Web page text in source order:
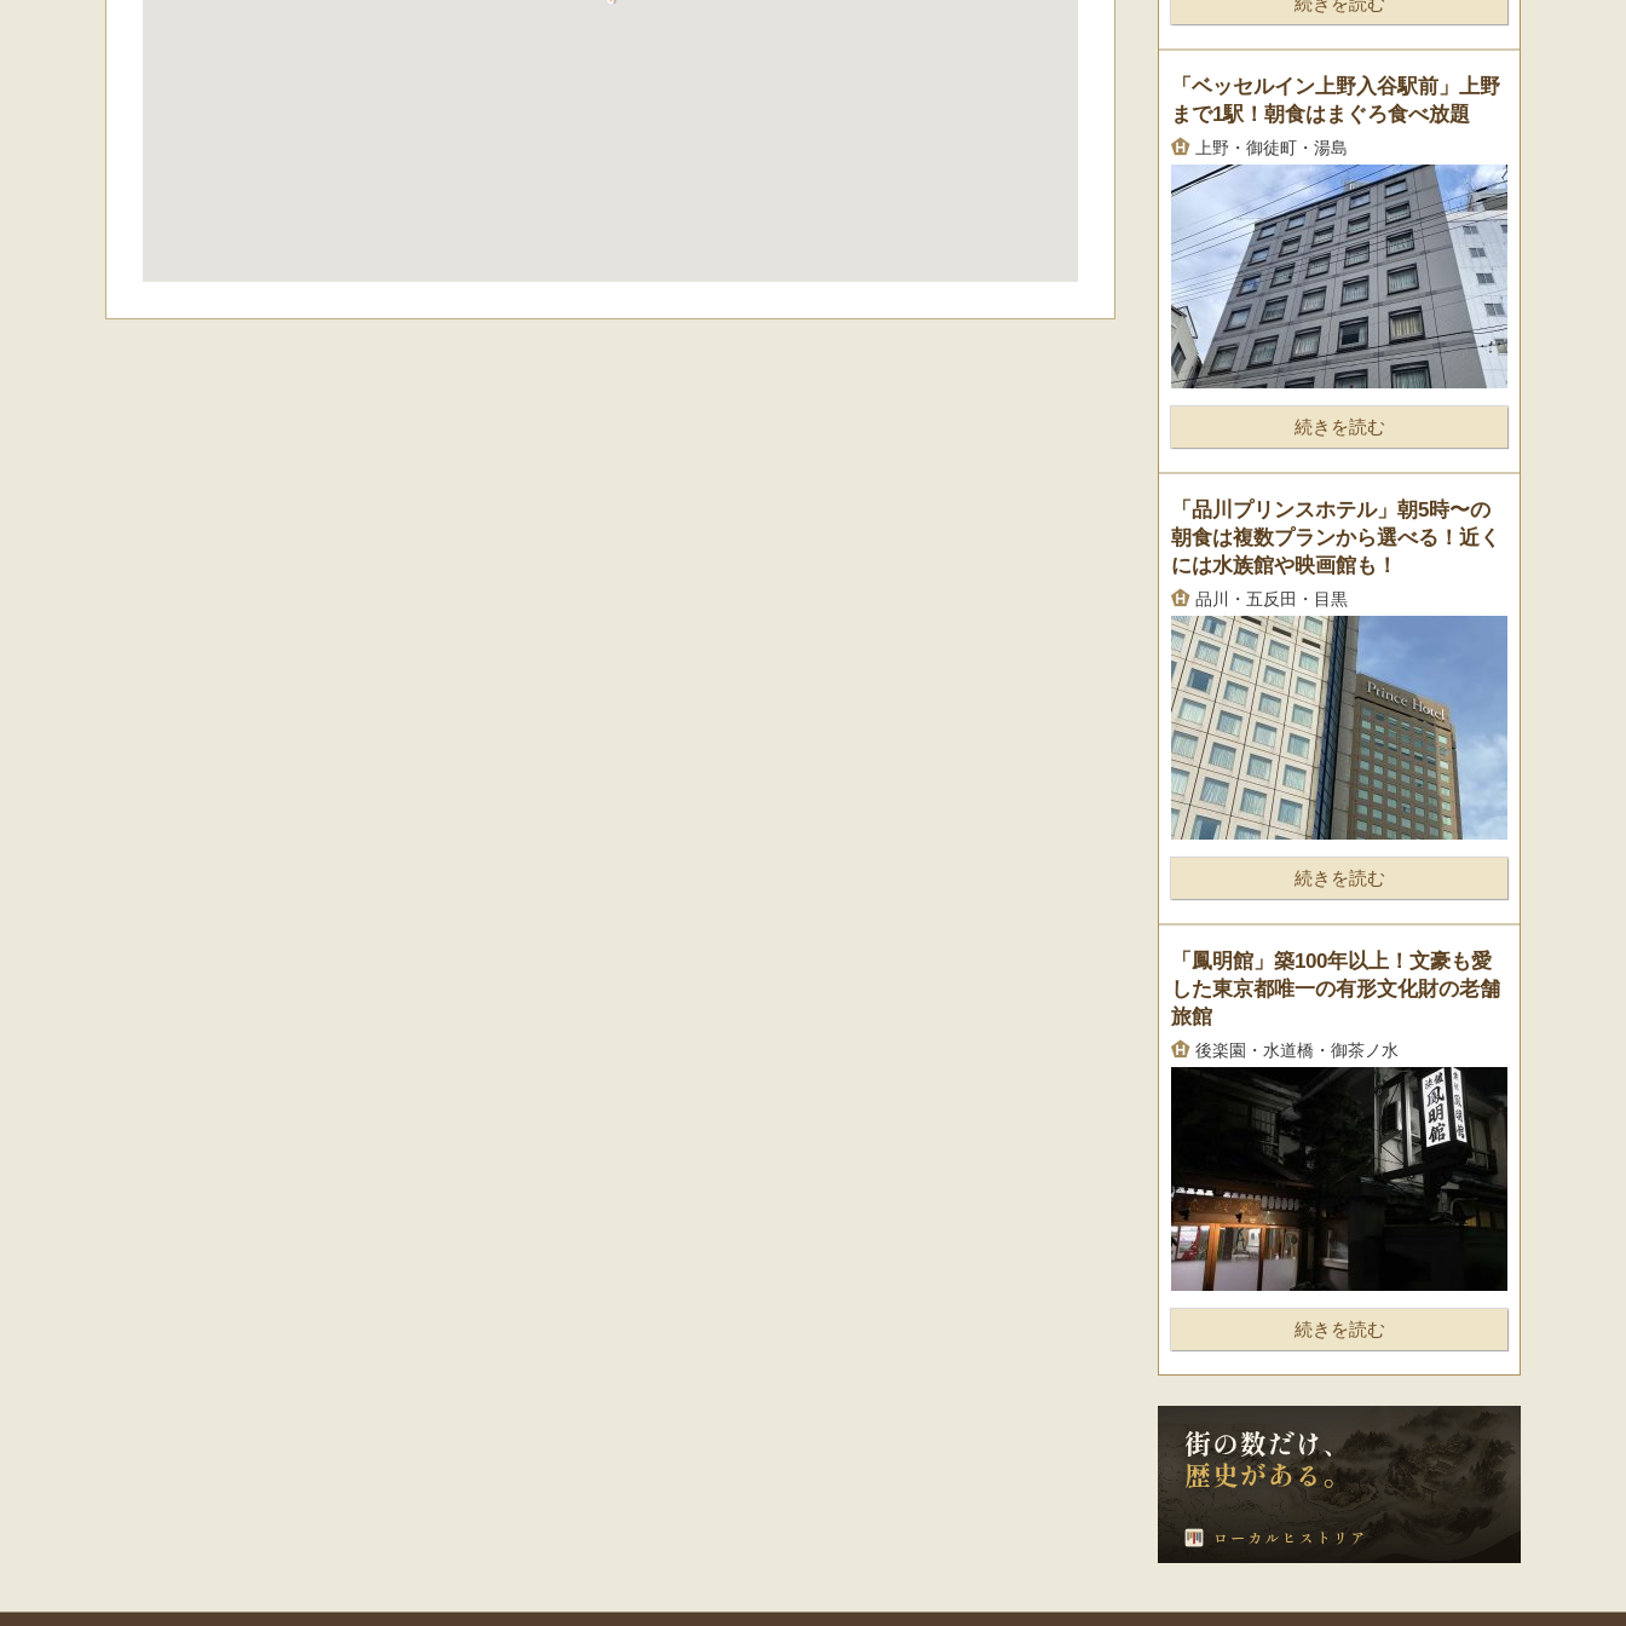
「ベッセルイン上野入谷駅前」上野
まで1駅！朝食はまぐろ食べ放題
上野・御徒町・湯島
続きを読む
「品川プリンスホテル」朝5時〜の
朝食は複数プランから選べる！近く
には水族館や映画館も！
品川・五反田・目黒
続きを読む
「鳳明館」築100年以上！文豪も愛
した東京都唯一の有形文化財の老舗
旅館
後楽園・水道橋・御茶ノ水
続きを読む